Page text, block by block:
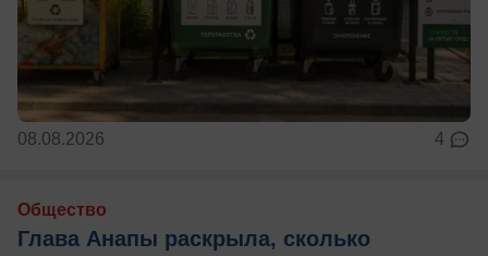
08.08.2026 4
Общество
Глава Анапы раскрыла, сколько